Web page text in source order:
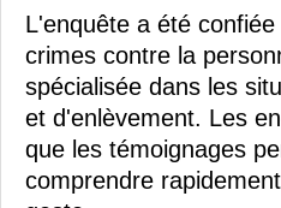
L'enquête a été
crimes contre la
spécialisée dans les
et d'enlèvement. Les
que les témoignages
comprendre